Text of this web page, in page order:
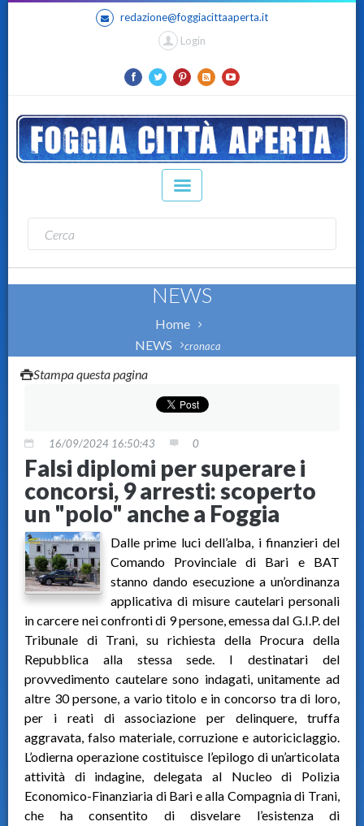
redazione@foggiacittaaperta.it
Login
NEWS
Home
NEWS
cronaca
Stampa questa pagina
16/09/2024 16:50:43 0
Falsi diplomi per superare i
concorsi, 9 arresti: scoperto
un "polo" anche a Foggia
Dalle prime luci dell’alba, i finanzieri del
Comando Provinciale di Bari e BAT
stanno dando esecuzione a un’ordinanza
applicativa di misure cautelari personali
in carcere nei confronti di 9 persone, emessa dal G.I.P. del
Tribunale di Trani, su richiesta della Procura della
Repubblica alla stessa sede. I destinatari del
provvedimento cautelare sono indagati, unitamente ad
altre 30 persone, a vario titolo e in concorso tra di loro,
per i reati di associazione per delinquere, truffa
aggravata, falso materiale, corruzione e autoriciclaggio.
L’odierna operazione costituisce l’epilogo di un’articolata
attività di indagine, delegata al Nucleo di Polizia
Economico-Finanziaria di Bari e alla Compagnia di Trani,
che ha consentito di disvelare l’esistenza di